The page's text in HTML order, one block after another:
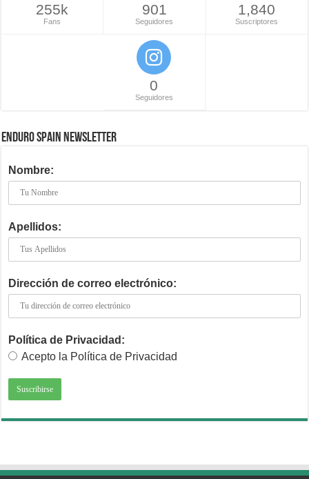
255k
Fans
901
Seguidores
1,840
Suscriptores
0
Seguidores
ENDURO SPAIN NEWSLETTER
Nombre:
Apellidos:
Dirección de correo electrónico:
Política de Privacidad:
Acepto la Política de Privacidad